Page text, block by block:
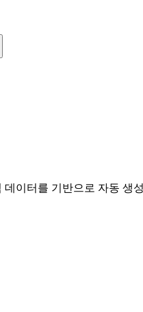
이터를 기반으로 자동 생